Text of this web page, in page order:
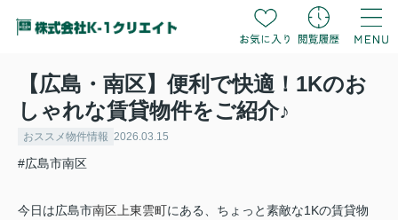
【広島・南区】便利で快適！1Kのお
しゃれな賃貸物件をご紹介♪
おススメ物件情報 2026.03.15
#広島市南区
今日は広島市南区上東雲町にある、ちょっと素敵な1Kの賃貸物